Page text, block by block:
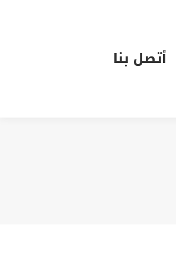
أتصل بنا